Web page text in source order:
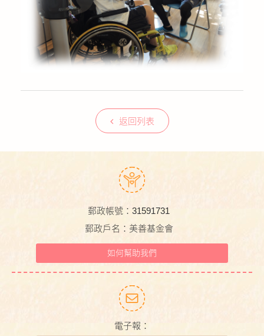
返回列表
郵政帳號：31591731
郵政戶名：美善基金會
如何幫助我們
電子報：